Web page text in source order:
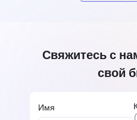
Свяжитесь с
свой
Имя